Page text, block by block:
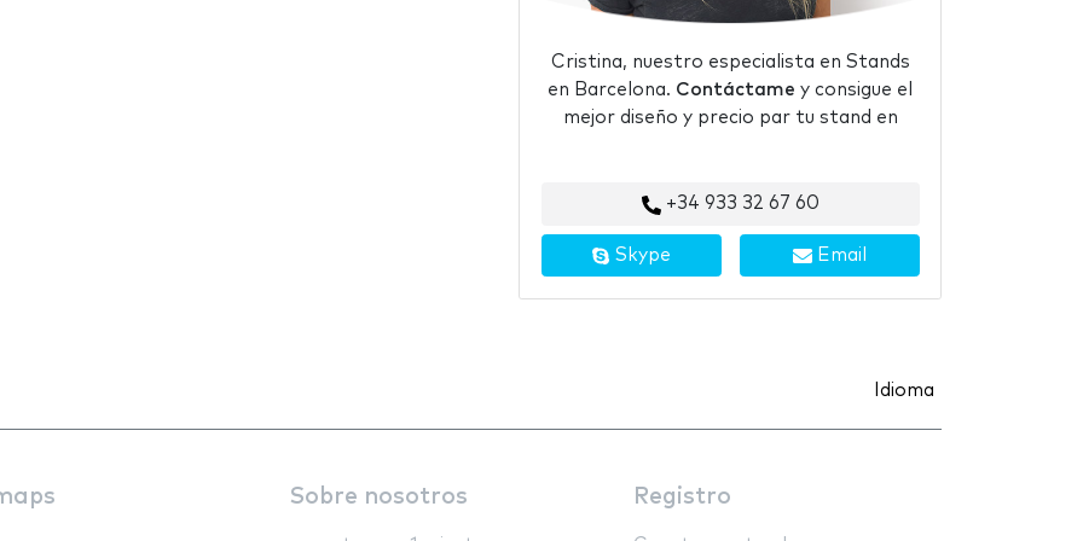
Cristina, nuestro especialista en Stands
en Barcelona. Contáctame y consigue el
mejor diseño y precio par tu stand en
+34 933 32 67 60
Skype Email
Idioma
Sobre nosotros Registro